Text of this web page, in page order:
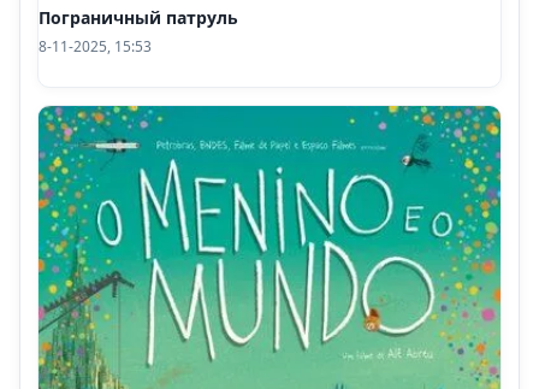
Пограничный патруль
8-11-2025, 15:53